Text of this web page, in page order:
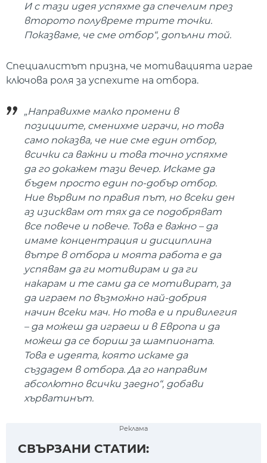
И с тази идея успяхме да спечелим през
второто полувреме трите точки.
Показваме, че сме отбор“, допълни той.
Специалистът призна, че мотивацията играе
ключова роля за успехите на отбора.
„Направихме малко промени в
позициите, сменихме играчи, но това
само показва, че ние сме един отбор,
всички са важни и това точно успяхме
да го докажем тази вечер. Искаме да
бъдем просто един по-добър отбор.
Ние вървим по правия път, но всеки ден
аз изисквам от тях да се подобряват
все повече и повече. Това е важно – да
имаме концентрация и дисциплина
вътре в отбора и моята работа е да
успявам да ги мотивирам и да ги
накарам и те сами да се мотивират, за
да играем по възможно най-добрия
начин всеки мач. Но това е и привилегия
– да можеш да играеш и в Европа и да
можеш да се бориш за шампионата.
Това е идеята, която искаме да
създадем в отбора. Да го направим
абсолютно всички заедно“, добави
хърватинът.
Реклама
СВЪРЗАНИ СТАТИИ: